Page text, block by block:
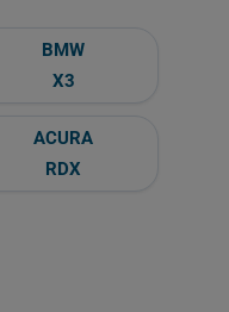
BMW
X3
ACURA
RDX